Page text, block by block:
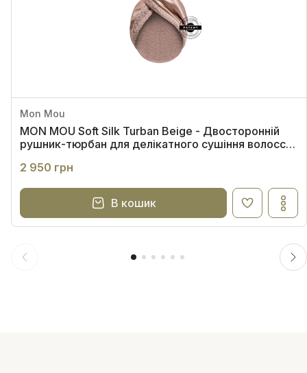
Mon Mou
MON MOU Soft Silk Turban Beige - Двосторонній
рушник-тюрбан для делікатного сушіння волосся
2 950 грн
В кошик